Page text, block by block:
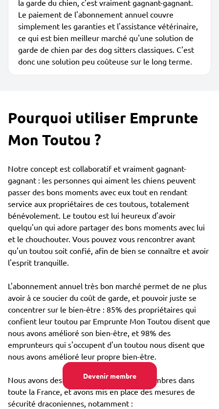
Devenir membre
la garde du chien, c'est vraiment gagnant-gagnant.
Le paiement de l'abonnement annuel couvre
simplement les garanties et l'assistance vétérinaire,
ce qui est bien meilleur marché qu'une solution de
garde de chien par des dog sitters classiques. C'est
donc une solution peu coûteuse sur le long terme.
Pourquoi utiliser Emprunte
Mon Toutou ?
Notre concept est collaboratif et vraiment gagnant-
gagnant : les personnes qui aiment les chiens peuvent
passer des bons moments avec eux tout en rendant
service aux propriétaires de ces toutous, totalement
bénévolement. Le toutou est lui heureux d'avoir
quelqu'un qui adore partager des bons moments avec lui
et le chouchouter. Vous pouvez vous rencontrer avant
qu'un toutou soit confié, afin de bien se connaître et avoir
l'esprit tranquille.
L'abonnement annuel très bon marché permet de ne plus
avoir à ce soucier du coût de garde, et pouvoir juste se
concentrer sur le bien-être : 85% des propriétaires qui
confient leur toutou par Emprunte Mon Toutou disent que
nous avons amélioré son bien-être, et 98% des
emprunteurs qui s'occupent d'un toutou nous disent que
nous avons amélioré leur propre bien-être.
Nous avons des dizaines de milliers de membres dans
toute la France, et avons mis en place des mesures de
sécurité draconiennes, notamment :